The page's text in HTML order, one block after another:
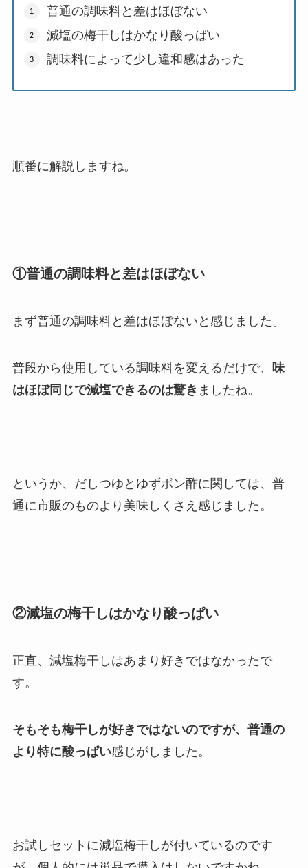
普通の調味料と差はほぼない
減塩の梅干しはかなり酸っぱい
調味料によって少し違和感はあった
順番に解説しますね。
①普通の調味料と差はほぼない
まず普通の調味料と差はほぼないと感じました。
普段から使用している調味料を変えるだけで、 味
はほぼ同じで減塩できるのは驚き ましたね。
というか、だしつゆとゆずポン酢に関しては、普
通に市販のものより美味しくさえ感じました。
②減塩の梅干しはかなり酸っぱい
正直、減塩梅干しはあまり好きではなかったで
す。
そもそも梅干しが好きではないのですが、普通の
より特に酸っぱい感じがしました。
お試しセットに減塩梅干しが付いているのです